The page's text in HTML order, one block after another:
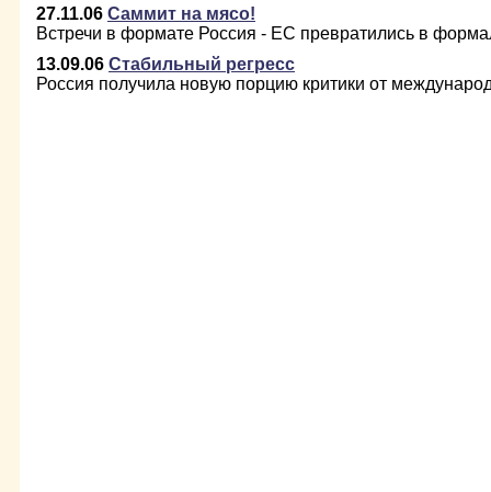
27.11.06 Саммит на мясо!
Встречи в формате Россия - ЕС превратились в
13.09.06 Стабильный регресс
Россия получила новую порцию критики от